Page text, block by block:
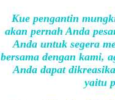
Kue pengantin
akan pernah Anda
Anda untuk segera
bersama dengan kami,
Anda dapat
yaitu